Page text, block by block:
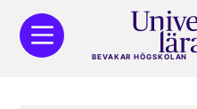
BEVAKAR HÖGSKOLAN